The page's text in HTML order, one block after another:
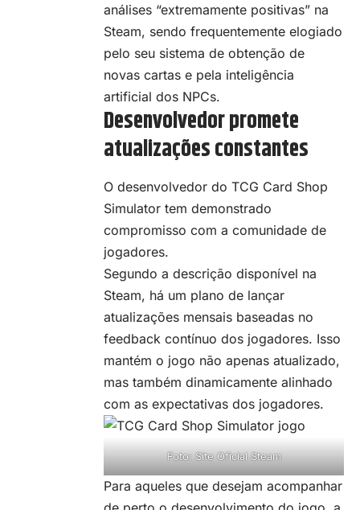
análises “extremamente positivas” na
Steam, sendo frequentemente elogiado
pelo seu sistema de obtenção de
novas cartas e pela inteligência
artificial dos NPCs.
Desenvolvedor promete
atualizações constantes
O desenvolvedor do TCG Card Shop
Simulator tem demonstrado
compromisso com a comunidade de
jogadores.
Segundo a descrição disponível na
Steam, há um plano de lançar
atualizações mensais baseadas no
feedback contínuo dos jogadores. Isso
mantém o jogo não apenas atualizado,
mas também dinamicamente alinhado
com as expectativas dos jogadores.
Foto: Site Oficial Steam
Para aqueles que desejam acompanhar